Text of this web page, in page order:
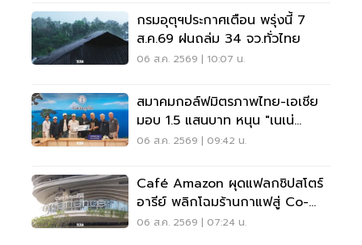
กรมอุตุฯประกาศเตือน พรุ่งนี้ 7
ส.ค.69 ฝนถล่ม 34 จว.ทั่วไทย
06 ส.ค. 2569 | 10:07 น.
สมาคมกอล์ฟมิตรภาพไทย-เอเชีย
มอบ 1.5 แสนบาท หนุน "เนเน่
รอยัล" ลุยเวทีที่สหรัฐ
06 ส.ค. 2569 | 09:42 น.
Café Amazon ผุดแฟลกชิปสโตร์
อารีย์ พลิกโฉมร้านกาแฟสู่ Co-
Working Space ครบวงจร
06 ส.ค. 2569 | 07:24 น.